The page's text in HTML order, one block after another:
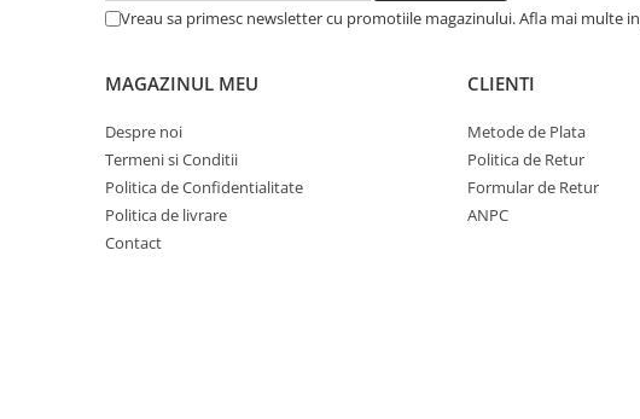
Vreau sa primesc newsletter cu promotiile magazinului. Afla mai multe in
MAGAZINUL MEU
Despre noi
Termeni si Conditii
Politica de Confidentialitate
Politica de livrare
Contact
CLIENTI
Metode de Plata
Politica de Retur
Formular de Retur
ANPC